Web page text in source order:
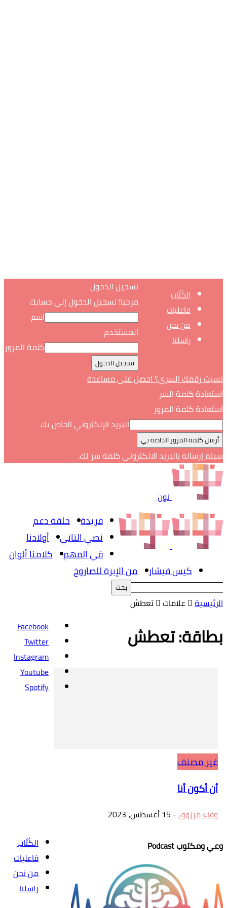
الكُتّاب
فاعليات
من نحن
راسلنا
تسجيل الدخول
مرحبا! تسجيل الدخول إلى حسابك
اسم
المستخدم
كلمة المرور
نسيت رقمك السري؟ احصل على مساعدة
استعادة كلمة السر
استعادة كلمة المرور
البريد الإلكتروني الخاص بك
سيتم إرساله بالبريد الالكتروني كلمة سر لك.
نون
فريدة
حلقة دعم
نصي التاني
أولادنا
في المهم
كلامنا ألوان
كيس فيشار
من الإبرة للصاروخ
الرئيسية علامات تعطش
بطاقة: تعطش
غير مصنف
أن أكون أنا
وفاء مرزوق- 15 أغسطس، 2023
وعي ومكتوب Podcast
الكُتّاب
فاعليات
من نحن
راسلنا
Facebook
Twitter
Instagram
Youtube
Spotify